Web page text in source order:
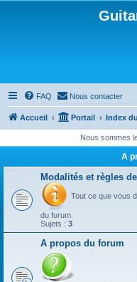
FAQ Nous contacter
Accueil Portail Index
Nous sommes
A
Modalités et règles
Tout ce que vous
du forum.
Sujets : 3
A propos du forum